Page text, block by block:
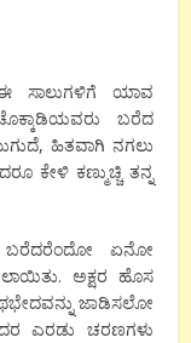
ಸಾಲುಗಳಿಗೆ ಯಾವ
ಬರೆದ
ಹಿತವಾಗಿ ನಗಲು
ಕೇಳಿ ಕಣ್ಮುಚ್ಚಿ ತನ್ನ
ಬರೆದರೆಂದೋ ಏನೋ
ಅಕ್ಷರ ಹೊಸ
ಜಾಡಿಸಲೋ
ಎರಡು ಚರಣಗಳು